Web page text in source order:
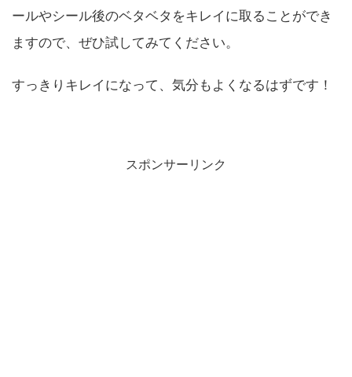
ールやシール後のベタベタをキレイに取ることができ
ますので、ぜひ試してみてください。
すっきりキレイになって、気分もよくなるはずです！
スポンサーリンク